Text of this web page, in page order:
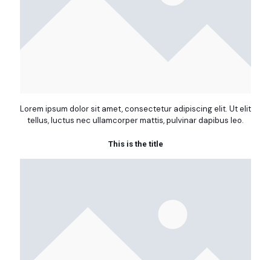
Lorem ipsum dolor sit amet, consectetur adipiscing elit. Ut elit
tellus, luctus nec ullamcorper mattis, pulvinar dapibus leo.
This is the title